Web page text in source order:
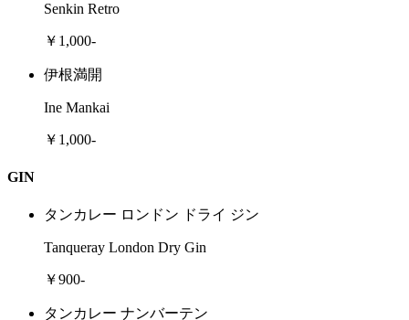
Senkin Retro
￥1,000-
伊根満開
Ine Mankai
￥1,000-
GIN
タンカレー ロンドン ドライ ジン
Tanqueray London Dry Gin
￥900-
タンカレー ナンバーテン